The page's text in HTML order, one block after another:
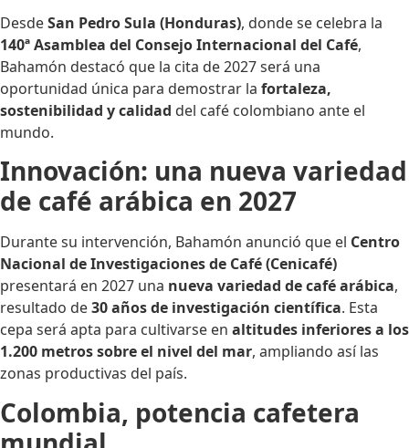
DesdeSan Pedro Sula (Honduras), donde se celebra la
140ª Asamblea del Consejo Internacional del Café,
Bahamón destacó que la cita de 2027 será una
oportunidad única para demostrar la fortaleza,
sostenibilidad y calidad del café colombiano ante el
mundo.
Innovación: una nueva variedad
de café arábica en 2027
Durante su intervención, Bahamón anunció que el Centro
Nacional de Investigaciones de Café (Cenicafé)
presentará en 2027 una nueva variedad de café arábica,
resultado de30 años de investigación científica. Esta
cepa será apta para cultivarse en altitudes inferiores a los
1.200 metros sobre el nivel del mar, ampliando así las
zonas productivas del país.
Colombia, potencia cafetera